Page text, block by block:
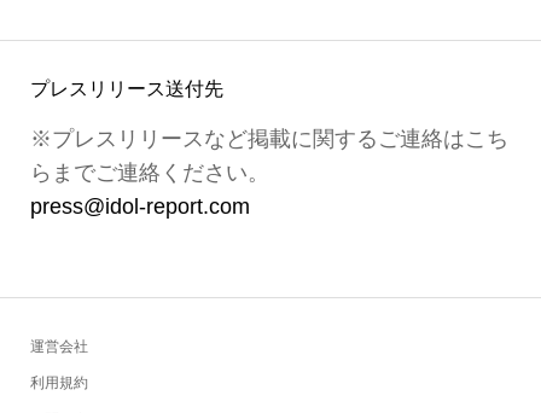
プレスリリース送付先
※プレスリリースなど掲載に関するご連絡はこち
らまでご連絡ください。
press@idol-report.com
運営会社
利用規約